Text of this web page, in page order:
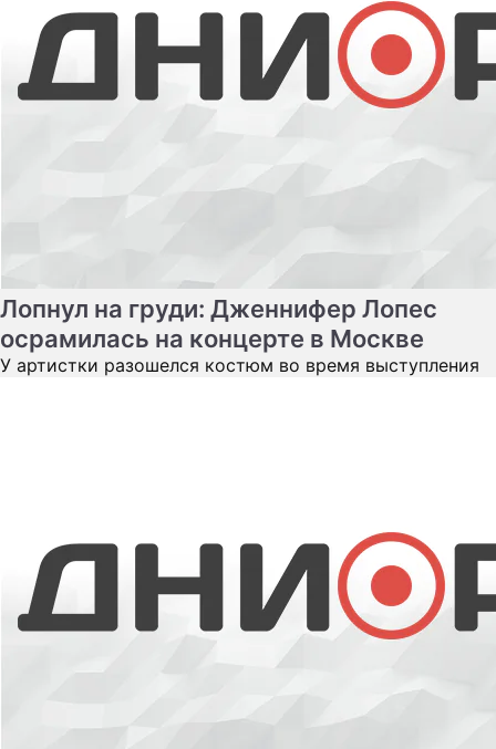
Лопнул на груди: Дженнифер Лопес
осрамилась на концерте в Москве
У артистки разошелся костюм во время выступления
Самые яркие моменты церемонии
закрытия "Кинотавра"
Красивые, довольные и загорелые звезды отметили